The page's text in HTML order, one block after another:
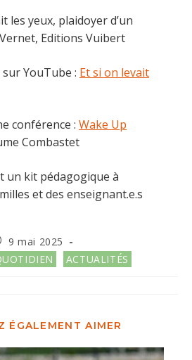
les yeux, plaidoyer d’un
Editions Vuibert
YouTube : Et si on levait
conférence : Wake Up
Combastet
un kit pédagogique à
et des enseignant.e.s
:
9 mai 2025
ACTUALITÉS
ÉGALEMENT AIMER